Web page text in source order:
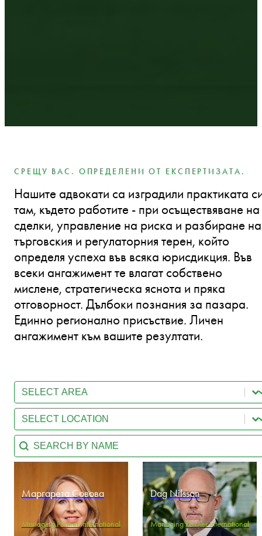
СРЕЩУ ВАС. ОПРЕДЕЛЕНИ ОТ ЕКСПЕРТИЗАТА.
Нашите адвокати са изградили практиката
там, където работите - при осъществяване на
сделки, управление на риска и разбиране на
търговския и регулаторния терен, който
определя успеха във всяка юрисдикция. Във
всеки ангажимент те влагат собствено
мислене, стратегическа яснота и пряка
отговорност. Дълбоки познания за пазара.
Единно регионално присъствие. Личен
ангажимент към вашите резултати.
Team - Practice Area
Select content
Team - Location
Select content
Team - Search by name
Search content
Маргарета Совова
Managing Partner International
Dag Nilsson
Managing Partner International